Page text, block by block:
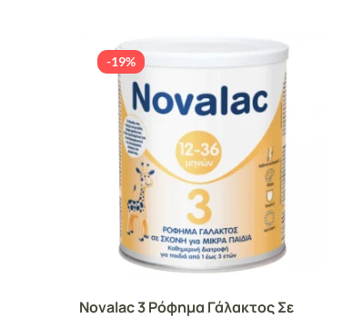
-19%
Novalac 3 Ρόφημα Γάλακτος Σε